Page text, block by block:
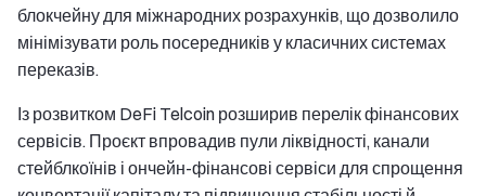
блокчейну для міжнародних розрахунків, що дозволило
мінімізувати роль посередників у класичних системах
переказів.
Із розвитком DeFi Telcoin розширив перелік фінансових
сервісів. Проєкт впровадив пули ліквідності, канали
стейблкоїнів і ончейн-фінансові сервіси для спрощення